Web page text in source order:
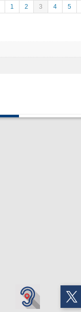
1 2 3 4 5